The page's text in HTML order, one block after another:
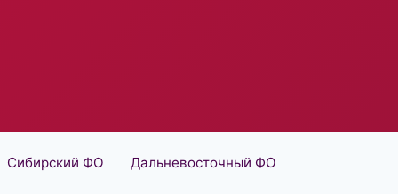
Сибирский ФО Дальневосточный ФО